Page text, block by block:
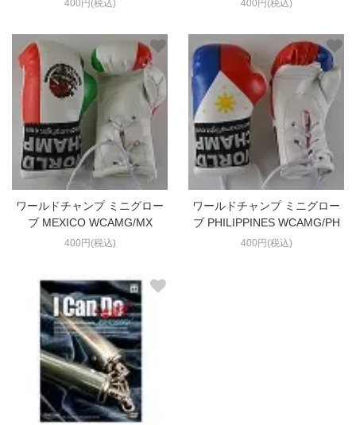
400円(税込) 400円(税込)
ワールドチャンプ ミニグロー
ブ MEXICO WCAMG/MX
400円(税込)
ワールドチャンプ ミニグロー
ブ PHILIPPINES WCAMG/PH
400円(税込)